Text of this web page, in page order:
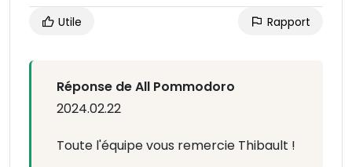
Utile Rapport
Réponse de All Pommodoro
2024.02.22
Toute l'équipe vous remercie Thibault !